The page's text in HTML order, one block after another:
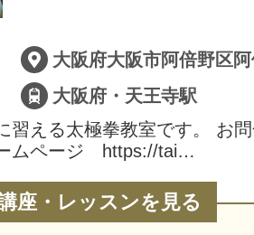
大阪府・天王寺駅
習える太極拳教室です。 お
ムページ https://tai…
座・レッスンを見る